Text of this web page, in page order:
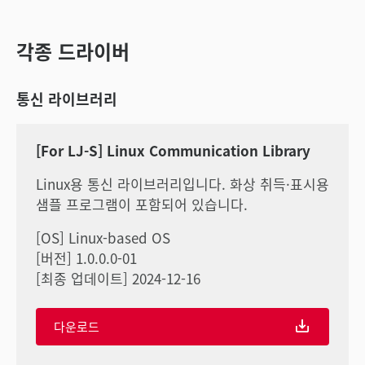
각종 드라이버
통신 라이브러리
[For LJ-S] Linux Communication Library
Linux용 통신 라이브러리입니다. 화상 취득·표시용
샘플 프로그램이 포함되어 있습니다.
[OS] Linux-based OS
[버전] 1.0.0.0-01
[최종 업데이트] 2024-12-16
다운로드